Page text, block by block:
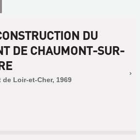
DU
DE CHAUMONT-SUR-
Loir-et-Cher, 1969